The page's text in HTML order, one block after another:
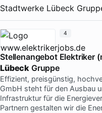
Stadtwerke Lübeck
Stellenangebot Elektriker
Lübeck Gruppe
Effizient, preisgünstig,
GmbH steht für den Ausbau
Infrastruktur für die
Partnern gestalten wir die
4